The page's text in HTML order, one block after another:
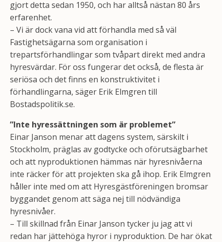
gjort detta sedan 1950, och har alltså nästan 80 års
erfarenhet.
– Vi är dock vana vid att förhandla med så väl
Fastighetsägarna som organisation i
trepartsförhandlingar som tvåpart direkt med andra
hyresvärdar. För oss fungerar det också, de flesta är
seriösa och det finns en konstruktivitet i
förhandlingarna, säger Erik Elmgren till
Bostadspolitik.se.
”Inte hyressättningen som är problemet”
Einar Janson menar att dagens system, särskilt i
Stockholm, präglas av godtycke och oförutsägbarhet
och att nyproduktionen hämmas när hyresnivåerna
inte räcker för att projekten ska gå ihop. Erik Elmgren
håller inte med om att Hyresgästföreningen bromsar
byggandet genom att säga nej till nödvändiga
hyresnivåer.
– Till skillnad från Einar Janson tycker ju jag att vi
redan har jättehöga hyror i nyproduktion. De har ökat